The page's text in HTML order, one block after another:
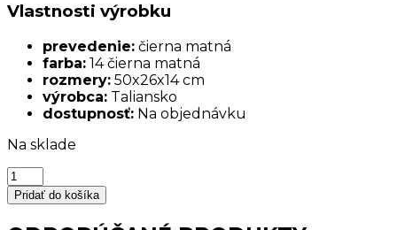
Vlastnosti výrobku
prevedenie: čierna matná
farba: 14 čierna matná
rozmery: 50x26x14 cm
výrobca: Taliansko
dostupnosť: Na objednávku
Na sklade
množstvo
Polička
na
uteráky
Pridať do košíka